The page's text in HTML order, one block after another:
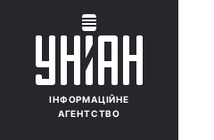
ІНФОРМАЦІЙНЕ
АГЕНТСТВО